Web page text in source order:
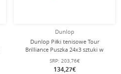
Dunlop
Dunlop Piłki tenisowe Tour
Brilliance Puszka 24x3 sztuki w
kartonie
SRP: 203,76€
134,27€